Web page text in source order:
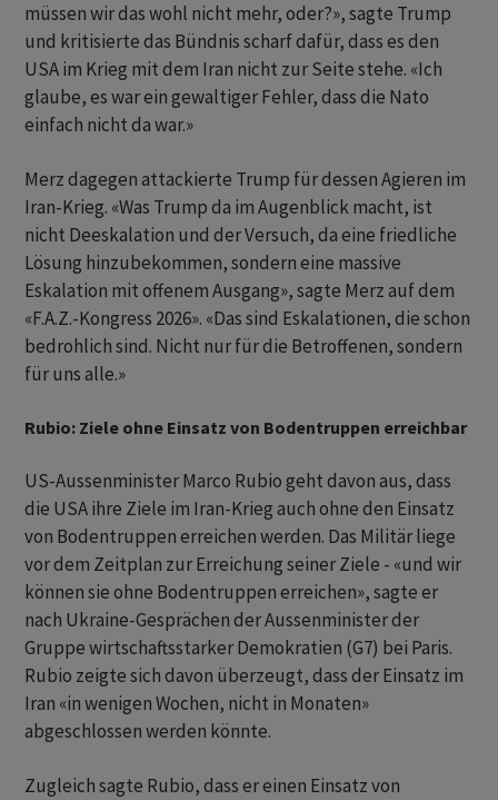
müssen wir das wohl nicht mehr, oder?», sagte Trump
und kritisierte das Bündnis scharf dafür, dass es den
USA im Krieg mit dem Iran nicht zur Seite stehe. «Ich
glaube, es war ein gewaltiger Fehler, dass die Nato
einfach nicht da war.»
Merz dagegen attackierte Trump für dessen Agieren im
Iran-Krieg. «Was Trump da im Augenblick macht, ist
nicht Deeskalation und der Versuch, da eine friedliche
Lösung hinzubekommen, sondern eine massive
Eskalation mit offenem Ausgang», sagte Merz auf dem
«F.A.Z.-Kongress 2026». «Das sind Eskalationen, die schon
bedrohlich sind. Nicht nur für die Betroffenen, sondern
für uns alle.»
Rubio: Ziele ohne Einsatz von Bodentruppen erreichbar
US-Aussenminister Marco Rubio geht davon aus, dass
die USA ihre Ziele im Iran-Krieg auch ohne den Einsatz
von Bodentruppen erreichen werden. Das Militär liege
vor dem Zeitplan zur Erreichung seiner Ziele - «und wir
können sie ohne Bodentruppen erreichen», sagte er
nach Ukraine-Gesprächen der Aussenminister der
Gruppe wirtschaftsstarker Demokratien (G7) bei Paris.
Rubio zeigte sich davon überzeugt, dass der Einsatz im
Iran «in wenigen Wochen, nicht in Monaten»
abgeschlossen werden könnte.
Zugleich sagte Rubio, dass er einen Einsatz von